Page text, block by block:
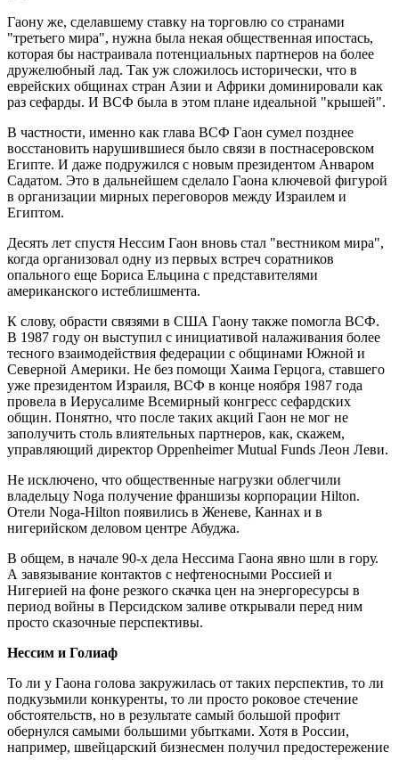
Гаону же, сделавшему ставку на торговлю со странами
"третьего мира", нужна была некая общественная ипостась,
которая бы настраивала потенциальных партнеров на более
дружелюбный лад. Так уж сложилось исторически, что в
еврейских общинах стран Азии и Африки доминировали как
раз сефарды. И ВСФ была в этом плане идеальной "крышей".
В частности, именно как глава ВСФ Гаон сумел позднее
восстановить нарушившиеся было связи в постнасеровском
Египте. И даже подружился с новым президентом Анваром
Садатом. Это в дальнейшем сделало Гаона ключевой фигурой
в организации мирных переговоров между Израилем и
Египтом.
Десять лет спустя Нессим Гаон вновь стал "вестником мира",
когда организовал одну из первых встреч соратников
опального еще Бориса Ельцина с представителями
американского истеблишмента.
К слову, обрасти связями в США Гаону также помогла ВСФ.
В 1987 году он выступил с инициативой налаживания более
тесного взаимодействия федерации с общинами Южной и
Северной Америки. Не без помощи Хаима Герцога, ставшего
уже президентом Израиля, ВСФ в конце ноября 1987 года
провела в Иерусалиме Всемирный конгресс сефардских
общин. Понятно, что после таких акций Гаон не мог не
заполучить столь влиятельных партнеров, как, скажем,
управляющий директор Oppenheimer Mutual Funds Леон Леви.
Не исключено, что общественные нагрузки облегчили
владельцу Noga получение франшизы корпорации Hilton.
Отели Noga-Hilton появились в Женеве, Каннах и в
нигерийском деловом центре Абуджа.
В общем, в начале 90-х дела Нессима Гаона явно шли в гору.
А завязывание контактов с нефтеносными Россией и
Нигерией на фоне резкого скачка цен на энергоресурсы в
период войны в Персидском заливе открывали перед ним
просто сказочные перспективы.
Нессим и Голиаф
То ли у Гаона голова закружилась от таких перспектив, то ли
подкузьмили конкуренты, то ли просто роковое стечение
обстоятельств, но в результате самый большой профит
обернулся самыми большими убытками. Хотя в России,
например, швейцарский бизнесмен получил предостережение